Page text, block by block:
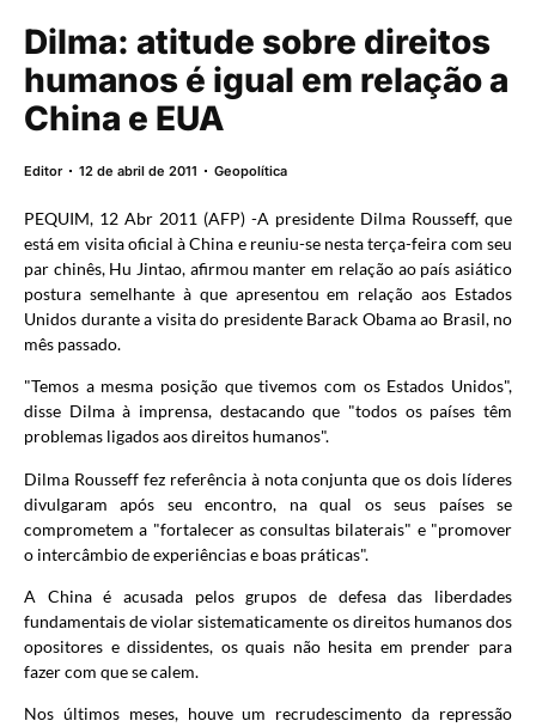
Dilma: atitude sobre direitos
humanos é igual em relação a
China e EUA
Editor 12 de abril de 2011 Geopolítica
PEQUIM, 12 Abr 2011 (AFP) -A presidente Dilma Rousseff, que
está em visita oficial à China e reuniu-se nesta terça-feira com seu
par chinês, Hu Jintao, afirmou manter em relação ao país asiático
postura semelhante à que apresentou em relação aos Estados
Unidos durante a visita do presidente Barack Obama ao Brasil, no
mês passado.
"Temos a mesma posição que tivemos com os Estados Unidos",
disse Dilma à imprensa, destacando que "todos os países têm
problemas ligados aos direitos humanos".
Dilma Rousseff fez referência à nota conjunta que os dois líderes
divulgaram após seu encontro, na qual os seus países se
comprometem a "fortalecer as consultas bilaterais" e "promover
o intercâmbio de experiências e boas práticas".
A China é acusada pelos grupos de defesa das liberdades
fundamentais de violar sistematicamente os direitos humanos dos
opositores e dissidentes, os quais não hesita em prender para
fazer com que se calem.
Nos últimos meses, houve um recrudescimento da repressão